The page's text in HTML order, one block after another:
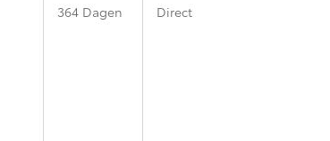
364 Dagen Direct